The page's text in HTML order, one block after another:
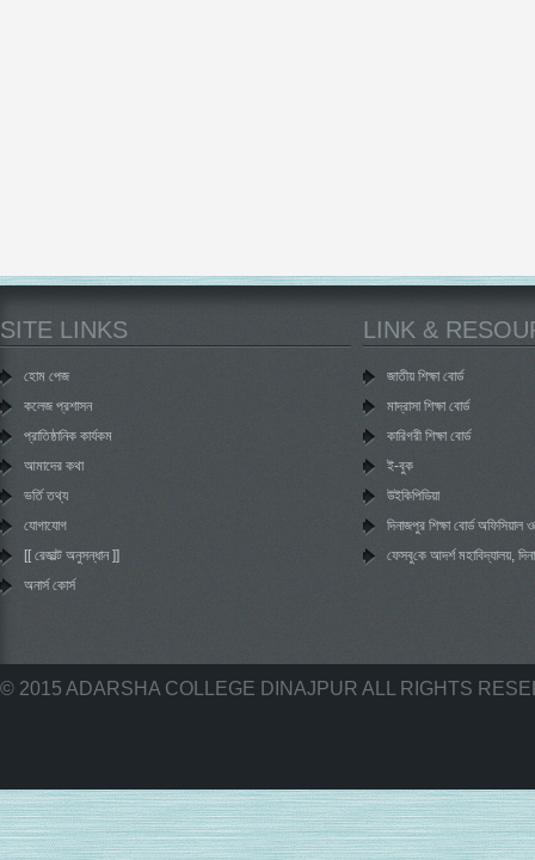
SITE LINKS
হোম পেজ
কলেজ প্রশাসন
প্রাতিষ্ঠানিক কার্যকম
আমাদের কথা
ভর্তি তথ্য
যোগাযোগ
[[ রেজাল্ট অনুসন্ধান ]]
অনার্স কোর্স
LINK &
জাতীয় শিক্ষা বোর্ড
মাদ্রাসা শিক্ষা বোর্ড
কারিগরী শিক্ষা বোর্ড
ই-বুক
উইকিপিডিয়া
দিনাজপুর শিক্ষা বোর্ড অফিসিয়াল
‌ফেসবু‌কে আদর্শ মহা‌বিদ্যালয়,
© 2015 ADARSHA COLLEGE DINAJPUR ALL RIGHTS